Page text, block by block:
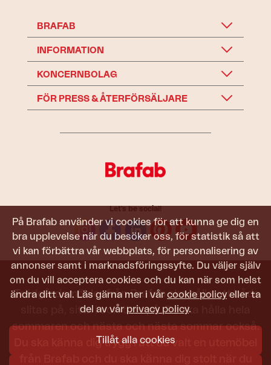
På Brafab använder vi cookies för att kunna ge dig en
bra upplevelse när du besöker oss, för statistik så att
vi kan förbättra vår webbplats, för personalisering av
annonser samt i marknadsföringssyfte. Du väljer själv
om du vill acceptera cookies och du kan när som helst
ändra ditt val. Läs gärna mer i vår cookie policy eller ta
del av vår privacy policy.
Tillåt alla cookies
BRAFAB
INFORMATION
KONCERNBOLAG
FÖR PRESS & ÅTERFÖRSÄLJARE
Let's be social!
Trädgårdsmöbler från Brafab ska hålla att både
slitas på, sitta i och titta på. De ska hålla hela
sommaren och nästa och nästa sommar också.
Du ska känna dig trygg i att du valt en utemöbel